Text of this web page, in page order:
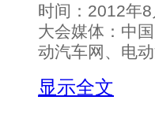
时间：2012年
大会媒体：中
动汽车网、电
显示全文